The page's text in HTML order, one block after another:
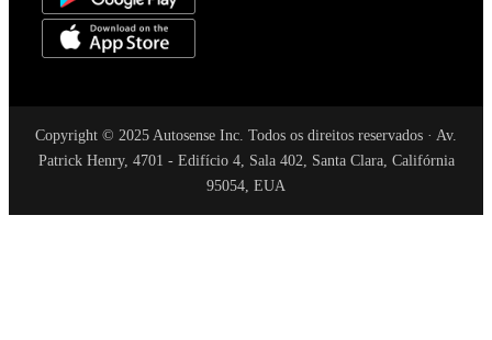
Copyright © 2025 Autosense Inc. Todos os direitos reservados · Av.
Patrick Henry, 4701 - Edifício 4, Sala 402, Santa Clara, Califórnia
95054, EUA